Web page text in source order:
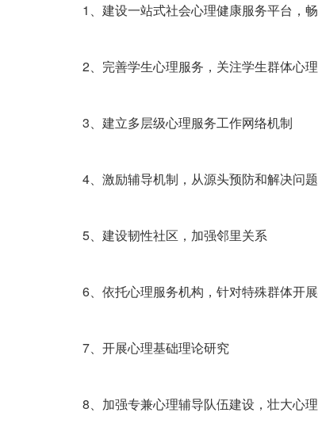
1、建设一站式社会心理健康服务平台，
2、完善学生心理服务，关注学生群体心
3、建立多层级心理服务工作网络机制
4、激励辅导机制，从源头预防和解决问题
5、建设韧性社区，加强邻里关系
6、依托心理服务机构，针对特殊群体开
7、开展心理基础理论研究
8、加强专兼心理辅导队伍建设，壮大心